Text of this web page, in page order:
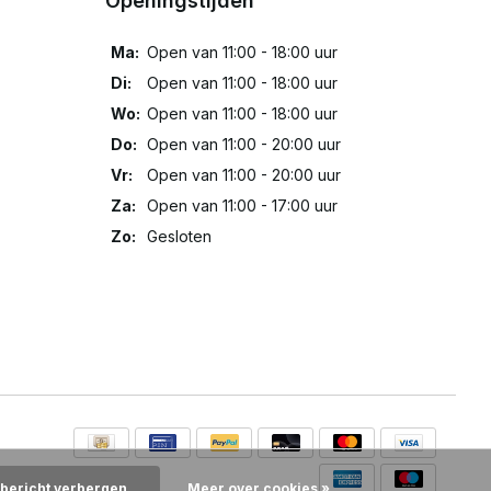
Ma: Open van 11:00 - 18:00 uur
Di:
Open van 11:00 - 18:00 uur
Wo: Open van 11:00 - 18:00 uur
Do: Open van 11:00 - 20:00 uur
Vr:
Open van 11:00 - 20:00 uur
Za:
Open van 11:00 - 17:00 uur
Zo:
Gesloten